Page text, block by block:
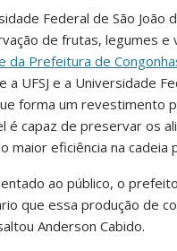
Federal de São João
de frutas, legumes e
da Prefeitura de
UFSJ e a Universidade
forma um revestimento
capaz de preservar os
eficiência na cadeia
ao público, o
que essa produção de
Anderson Cabido.